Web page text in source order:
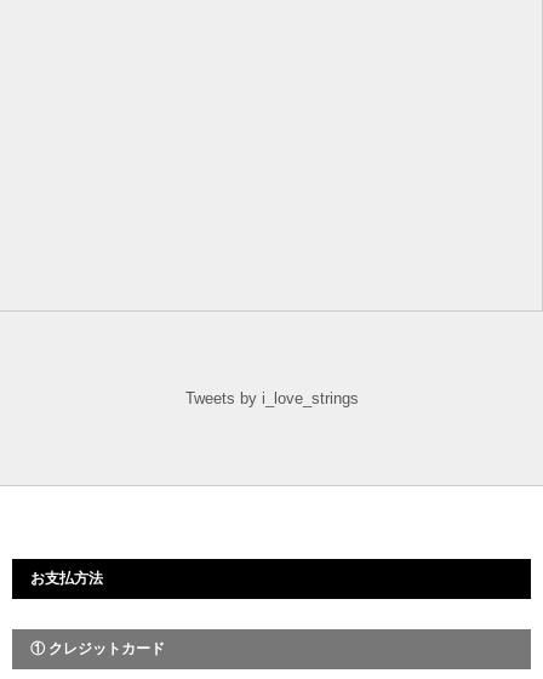
Tweets by i_love_strings
お支払方法
① クレジットカード